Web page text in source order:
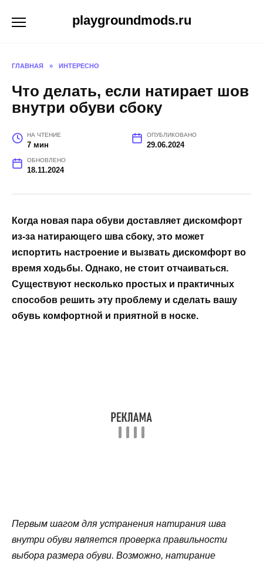
playgroundmods.ru
ГЛАВНАЯ » ИНТЕРЕСНО
Что делать, если натирает шов
внутри обуви сбоку
НА ЧТЕНИЕ
7 мин
ОПУБЛИКОВАНО
29.06.2024
ОБНОВЛЕНО
18.11.2024
Когда новая пара обуви доставляет дискомфорт
из-за натирающего шва сбоку, это может
испортить настроение и вызвать дискомфорт во
время ходьбы. Однако, не стоит отчаиваться.
Существуют несколько простых и практичных
способов решить эту проблему и сделать вашу
обувь комфортной и приятной в носке.
Первым шагом для устранения натирания шва
внутри обуви является проверка правильности
выбора размера обуви. Возможно, натирание